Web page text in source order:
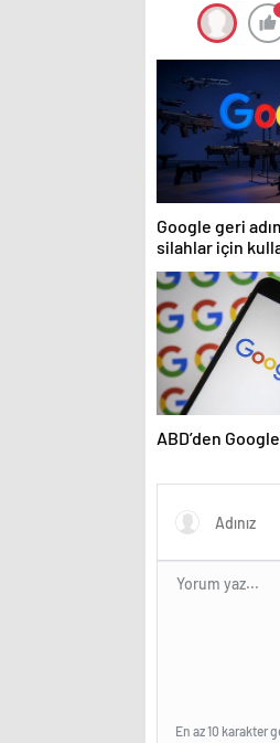
Google geri
silahlar için
ABD’den
En az 10 karakter